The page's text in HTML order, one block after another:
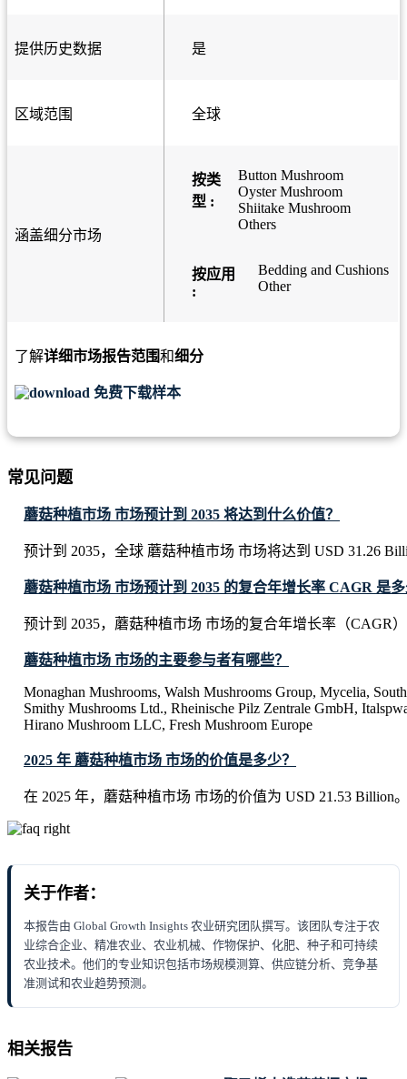
提供历史数据 是
区域范围 全球
涵盖细分市场
按类
型 :
Button Mushroom
Oyster Mushroom
Shiitake Mushroom
Others
按应用
:
Bedding and Cushions
Other
了解详细市场报告范围和细分
免费下载样本
常见问题
蘑菇种植市场 市场预计到 2035 将达到什么价值？
预计到 2035，全球 蘑菇种植市场 市场将达到 USD 31.26
蘑菇种植市场 市场预计到 2035 的复合年增长率 CAGR 是
预计到 2035，蘑菇种植市场 市场的复合年增长率（CAGR
蘑菇种植市场 市场的主要参与者有哪些？
Monaghan Mushrooms, Walsh Mushrooms Group, Mycelia,
Smithy Mushrooms Ltd., Rheinische Pilz Zentrale GmbH,
Hirano Mushroom LLC, Fresh Mushroom Europe
2025 年 蘑菇种植市场 市场的价值是多少？
在 2025 年，蘑菇种植市场 市场的价值为 USD 21.53 Billion
关于作者：
本报告由 Global Growth Insights 农业研究团队撰写。该团队专注于农
业综合企业、精准农业、农业机械、作物保护、化肥、种子和可持续
农业技术。他们的专业知识包括市场规模测算、供应链分析、竞争基
准测试和农业趋势预测。
相关报告